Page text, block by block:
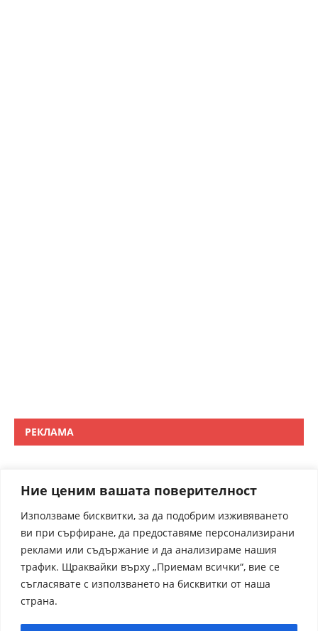
Ние ценим вашата поверителност
Използваме бисквитки, за да подобрим изживяването
ви при сърфиране, да предоставяме персонализирани
реклами или съдържание и да анализираме нашия
трафик. Щраквайки върху „Приемам всички“, вие се
съгласявате с използването на бисквитки от наша
страна.
РЕКЛАМА